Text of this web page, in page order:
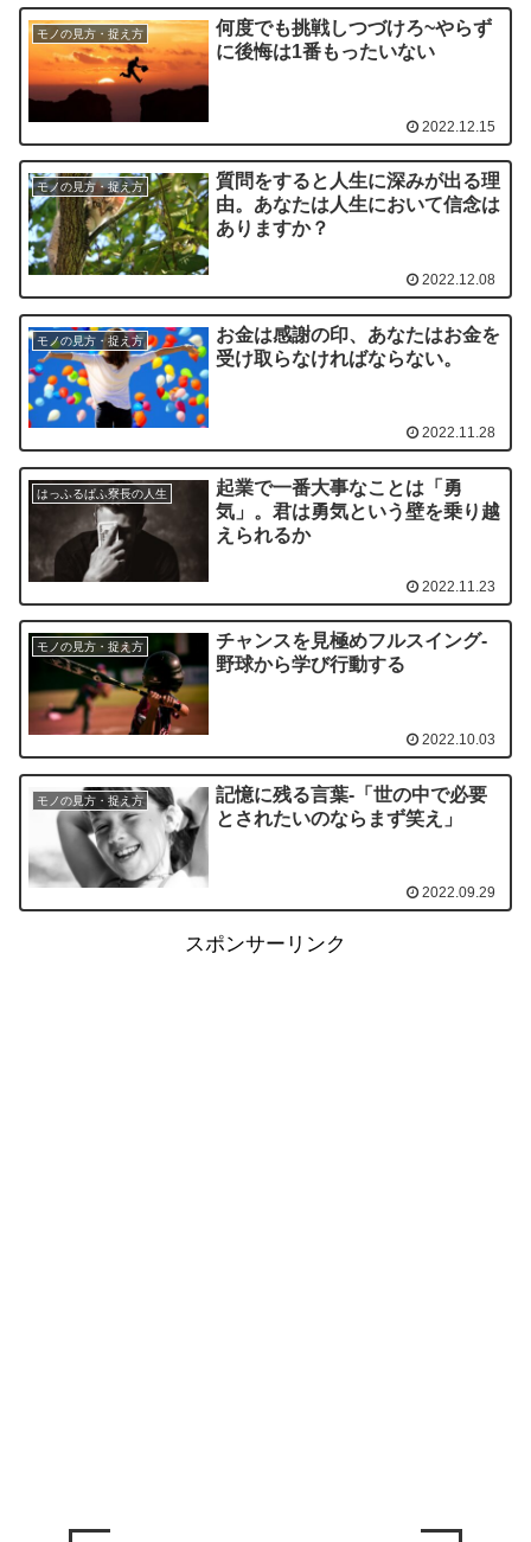
モノの見方・捉え方
何度でも挑戦しつづけろ~やらず
に後悔は1番もったいない
2022.12.15
モノの見方・捉え方
質問をすると人生に深みが出る理
由。あなたは人生において信念は
ありますか？
2022.12.08
モノの見方・捉え方
お金は感謝の印、あなたはお金を
受け取らなければならない。
2022.11.28
はっふるぱふ寮長の人生
起業で一番大事なことは「勇
気」。君は勇気という壁を乗り越
えられるか
2022.11.23
モノの見方・捉え方
チャンスを見極めフルスイング‐
野球から学び行動する
2022.10.03
モノの見方・捉え方
記憶に残る言葉‐「世の中で必要
とされたいのならまず笑え」
2022.09.29
スポンサーリンク